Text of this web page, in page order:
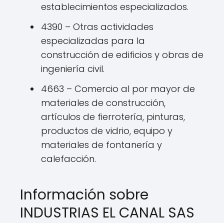
establecimientos especializados.
4390 – Otras actividades
especializadas para la
construcción de edificios y obras de
ingeniería civil.
4663 – Comercio al por mayor de
materiales de construcción,
artículos de fierrotería, pinturas,
productos de vidrio, equipo y
materiales de fontanería y
calefacción.
Información sobre
INDUSTRIAS EL CANAL SAS